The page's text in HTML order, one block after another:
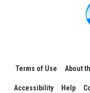
Terms of Use About
Accessibility Help